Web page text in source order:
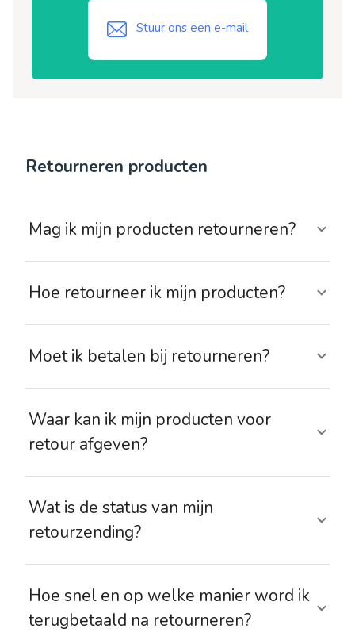
Stuur ons een e-mail
Retourneren producten
Mag ik mijn producten retourneren?
Hoe retourneer ik mijn producten?
Moet ik betalen bij retourneren?
Waar kan ik mijn producten voor
retour afgeven?
Wat is de status van mijn
retourzending?
Hoe snel en op welke manier word ik
terugbetaald na retourneren?